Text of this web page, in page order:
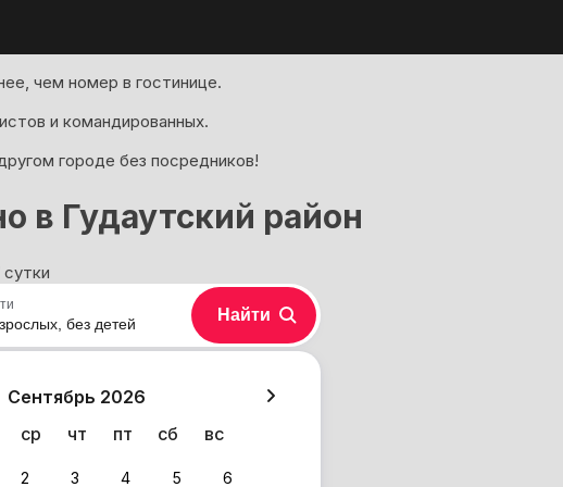
чем номер в гостинице.
и командированных.
городе без посредников!
в Гудаутский район
сутки
Сентябрь 2026
ср чт пт сб вс
2 3 4 5 6
без детей Найти